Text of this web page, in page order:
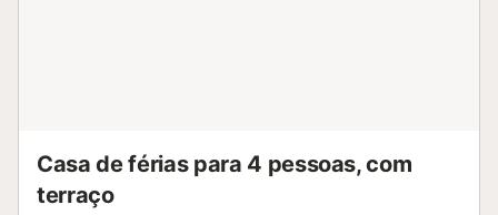
Casa de férias para 4 pessoas, com
terraço